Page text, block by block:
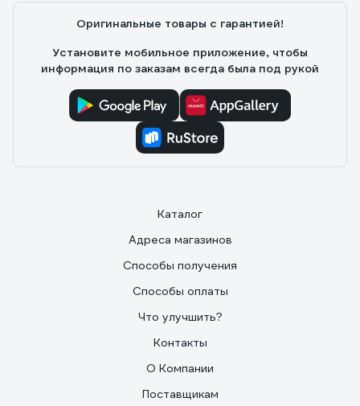
Оригинальные товары с гарантией!
Установите мобильное приложение, чтобы
информация по заказам всегда была под рукой
Каталог
Адреса магазинов
Способы получения
Способы оплаты
Что улучшить?
Контакты
О Компании
Поставщикам